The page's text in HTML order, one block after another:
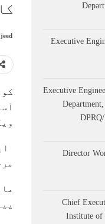
Executive
Executive
Director
Chief
Institute of